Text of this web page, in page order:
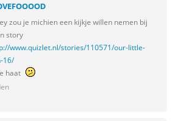
zou je michien een kijkje willen nemen bij
story
www.quizlet.nl/stories/110571/our-little-
16/
haat